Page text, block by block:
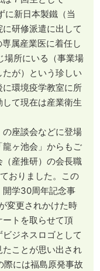
に新日本製鐵（当
研修派遣に出して
属産業医に着任し
場所にいる（事業場
が）という珍しい
環境疫学教室に所
て現在は産業衛生
座談会などに登場
ヶ池会」からもご
産推研）の会長職
おりました。この
開学30周年記念事
変更されかけた時
トを取らせて頂
ジネスロゴとして
ことが思い出され
際には福島原発事故